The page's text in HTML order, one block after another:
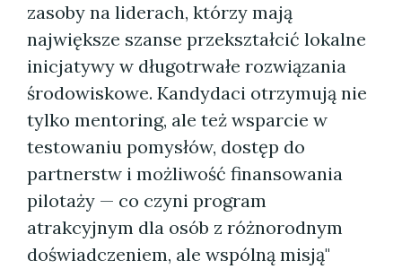
zasoby na liderach, którzy mają
największe szanse przekształcić lokalne
inicjatywy w długotrwałe rozwiązania
środowiskowe. Kandydaci otrzymują nie
tylko mentoring, ale też wsparcie w
testowaniu pomysłów, dostęp do
partnerstw i możliwość finansowania
pilotaży — co czyni program
atrakcyjnym dla osób z różnorodnym
doświadczeniem, ale wspólną misją"